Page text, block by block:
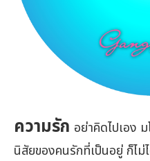
ความรัก อย่าคิดไปเอง
นิสัยของคนรักที่เป็นอยู่ ก็ไ